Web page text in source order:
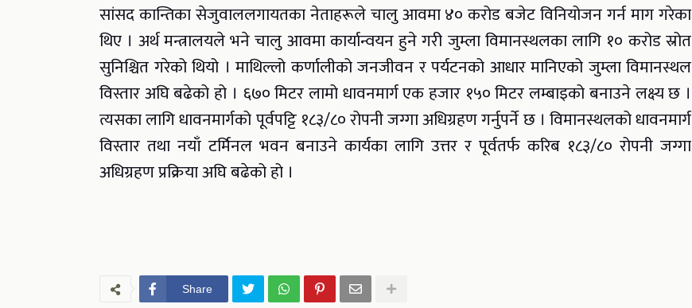
सांसद कान्तिका सेजुवाललगायतका नेताहरूले चालु आवमा ४० करोड बजेट विनियोजन गर्न माग गरेका
थिए । अर्थ मन्त्रालयले भने चालु आवमा कार्यान्वयन हुने गरी जुम्ला विमानस्थलका लागि १० करोड स्रोत
सुनिश्चित गरेको थियो । माथिल्लो कर्णालीको जनजीवन र पर्यटनको आधार मानिएको जुम्ला विमानस्थल
विस्तार अघि बढेको हो । ६७० मिटर लामो धावनमार्ग एक हजार १५० मिटर लम्बाइको बनाउने लक्ष्य छ ।
त्यसका लागि धावनमार्गको पूर्वपट्टि १८३/८० रोपनी जग्गा अधिग्रहण गर्नुपर्ने छ । विमानस्थलको धावनमार्ग
विस्तार तथा नयाँ टर्मिनल भवन बनाउने कार्यका लागि उत्तर र पूर्वतर्फ करिब १८३/८० रोपनी जग्गा
अधिग्रहण प्रक्रिया अघि बढेको हो ।
Share